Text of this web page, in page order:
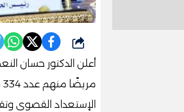
شارك
الإستعداد القصوى